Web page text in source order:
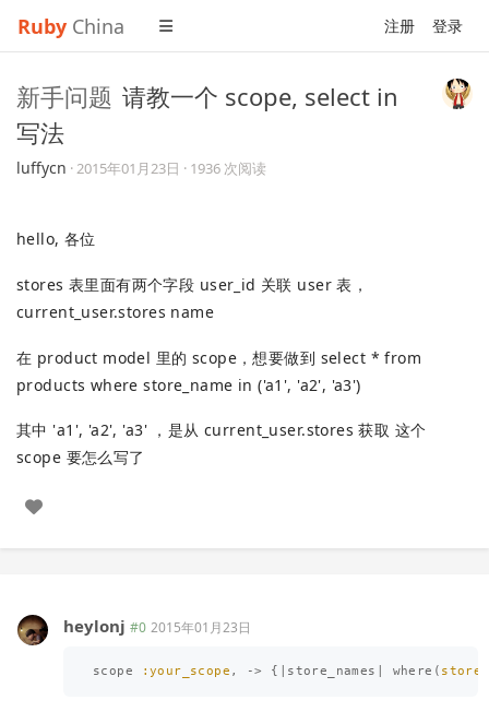
Ruby China 注册 登录
新手问题 请教一个 scope, select in
写法
luffycn ·2015年01月23日 · 1936 次阅读
hello, 各位
stores 表里面有两个字段 user_id 关联 user 表，
current_user.stores name
在 product model 里的 scope，想要做到 select * from
products where store_name in ('a1', 'a2', 'a3')
其中 'a1', 'a2', 'a3' ，是从 current_user.stores 获取 这个
scope 要怎么写了
heylonj #0 2015年01月23日
scope :your_scope , -> { store_names where (